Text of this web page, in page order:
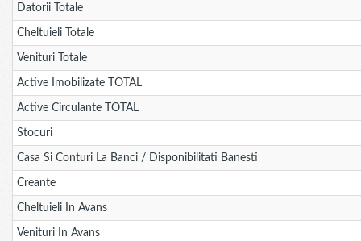
Datorii Totale
Cheltuieli Totale
Venituri Totale
Active Imobilizate TOTAL
Active Circulante TOTAL
Stocuri
Casa Si Conturi La Banci / Disponibilitati Banesti
Creante
Cheltuieli In Avans
Venituri In Avans